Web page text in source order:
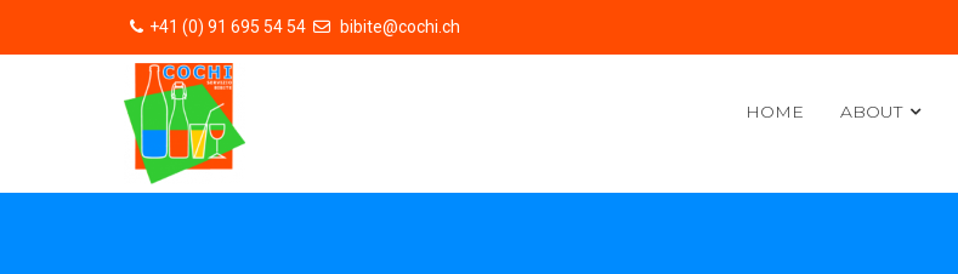
+41 (0) 91 695 54 54 bibite@cochi.ch
HOME ABOUT